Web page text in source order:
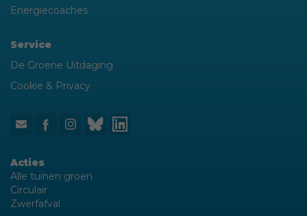
Energiecoaches
Service
De Groene Uitdaging
Cookie & Privacy
Acties
Alle tuinen groen
Circulair
Zwerfafval